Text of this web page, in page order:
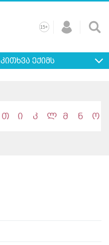
ხშირად
კითხვები
15+
კითხვა ექიმს
თ ი კ ლ მ ნ ო